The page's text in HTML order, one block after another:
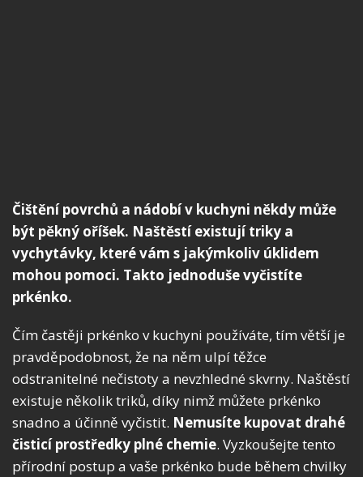
Čištění povrchů a nádobí v kuchyni někdy může
být pěkný oříšek. Naštěstí existují triky a
vychytávky, které vám s jakýmkoliv úklidem
mohou pomoci. Takto jednoduše vyčistíte
prkénko.
Čím častěji prkénko v kuchyni používáte, tím větší je
pravděpodobnost, že na něm ulpí těžce
odstranitelné nečistoty a nevzhledné skvrny. Naštěstí
existuje několik triků, díky nimž můžete prkénko
snadno a účinně vyčistit. Nemusíte kupovat drahé
čisticí prostředky plné chemie. Vyzkoušejte tento
přírodní postup a vaše prkénko bude během chvilky